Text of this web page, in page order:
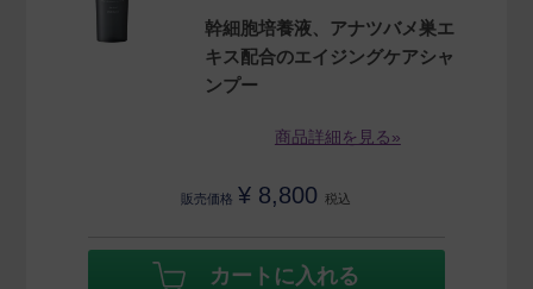
幹細胞培養液、アナツバメ巣エ
キス配合のエイジングケアシャ
ンプー
商品詳細を見る»
販売価格 ¥ 8,800 税込
カートに入れる